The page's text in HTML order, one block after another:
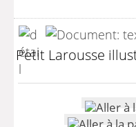
Petit Larousse